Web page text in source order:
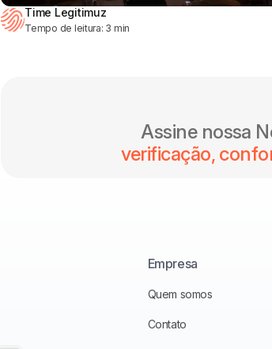
Time Legitimuz
Tempo de leitura: 3 min
Assine nossa
verificação,
Empresa
Quem somos
Contato